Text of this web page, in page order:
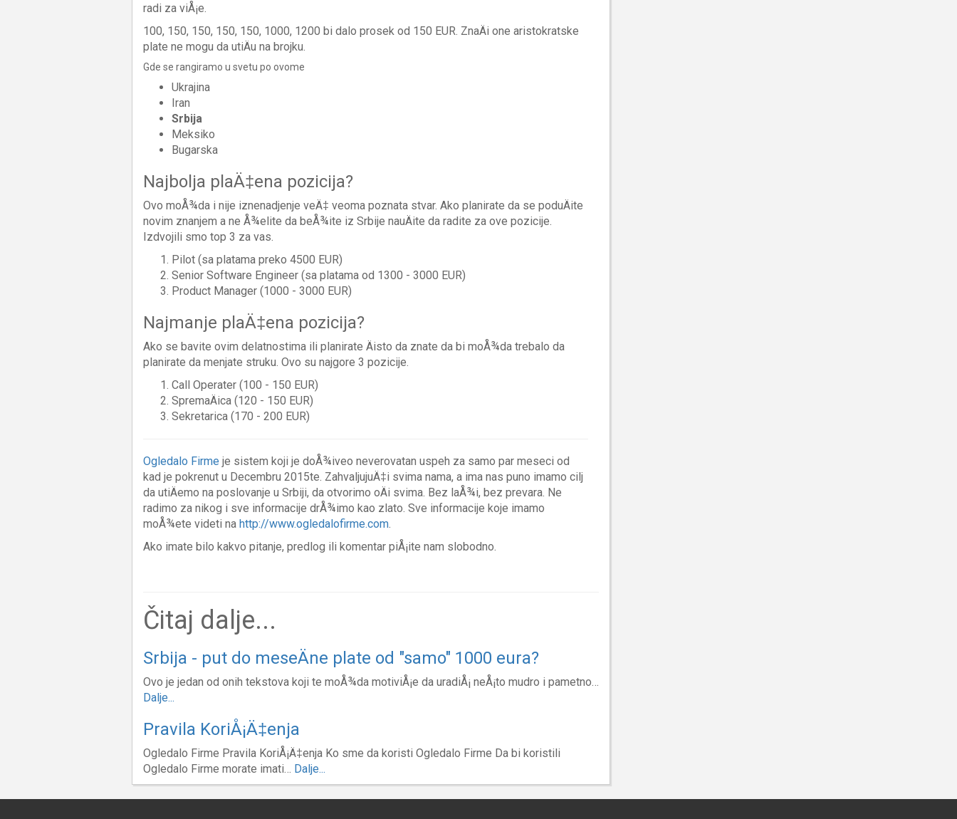
radi za viÅ¡e.
100, 150, 150, 150, 150, 1000, 1200 bi dalo prosek od 150 EUR. ZnaÄi one aristokratske
plate ne mogu da utiÄu na brojku.
Gde se rangiramo u svetu po ovome
Ukrajina
Iran
Srbija
Meksiko
Bugarska
Najbolja plaÄ‡ena pozicija?
Ovo moÅ¾da i nije iznenadjenje veÄ‡ veoma poznata stvar. Ako planirate da se poduÄite
novim znanjem a ne Å¾elite da beÅ¾ite iz Srbije nauÄite da radite za ove pozicije.
Izdvojili smo top 3 za vas.
Pilot (sa platama preko 4500 EUR)
Senior Software Engineer (sa platama od 1300 - 3000 EUR)
Product Manager (1000 - 3000 EUR)
Najmanje plaÄ‡ena pozicija?
Ako se bavite ovim delatnostima ili planirate Äisto da znate da bi moÅ¾da trebalo da
planirate da menjate struku. Ovo su najgore 3 pozicije.
Call Operater (100 - 150 EUR)
SpremaÄica (120 - 150 EUR)
Sekretarica (170 - 200 EUR)
Ogledalo Firme je sistem koji je doÅ¾iveo neverovatan uspeh za samo par meseci od
kad je pokrenut u Decembru 2015te. ZahvaljujuÄ‡i svima nama, a ima nas puno imamo cilj
da utiÄemo na poslovanje u Srbiji, da otvorimo oÄi svima. Bez laÅ¾i, bez prevara. Ne
radimo za nikog i sve informacije drÅ¾imo kao zlato. Sve informacije koje imamo
moÅ¾ete videti na http://www.ogledalofirme.com.
Ako imate bilo kakvo pitanje, predlog ili komentar piÅ¡ite nam slobodno.
Čitaj dalje...
Srbija - put do meseÄne plate od "samo" 1000 eura?
Ovo je jedan od onih tekstova koji te moÅ¾da motiviÅ¡e da uradiÅ¡ neÅ¡to mudro i pametno…
Dalje...
Pravila KoriÅ¡Ä‡enja
Ogledalo Firme Pravila KoriÅ¡Ä‡enja Ko sme da koristi Ogledalo Firme Da bi koristili
Ogledalo Firme morate imati… Dalje...